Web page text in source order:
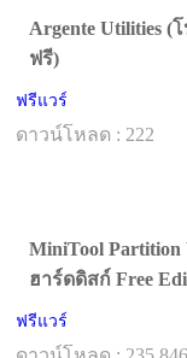
Argente Utilities (
ฟรี)
ฟรีแวร์
ดาวน์โหลด : 222
MiniTool
ฮาร์ดดิสก์ Free
ฟรีแวร์